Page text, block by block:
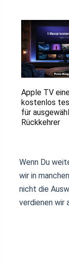
Apple TV
kostenlos
für
Rückkehrer
Wenn Du
wir in
nicht die
verdienen wir